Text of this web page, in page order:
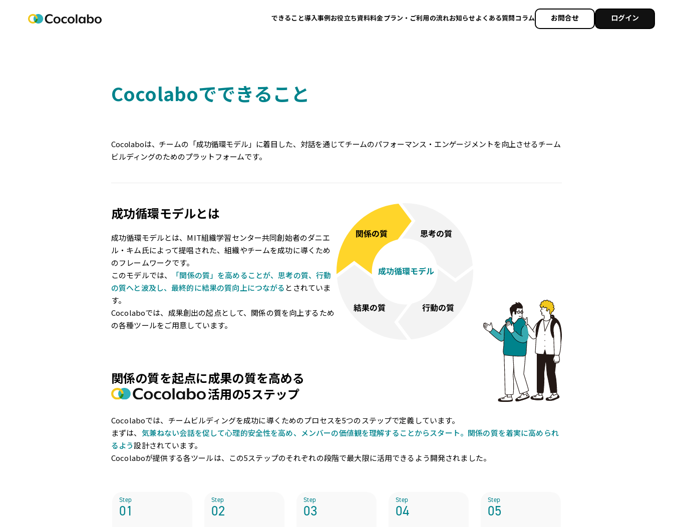
できること導入事例 お役立ち資料料金プラン・ご利用の流れお知らせ よくある質問 コラム お問合せ ログイン
Cocolaboでできること
Cocolaboは、チームの「成功循環モデル」に着目した、対話を通じてチームのパフォーマンス・エンゲージメントを向上させるチーム
ビルディングのためのプラットフォームです。
成功循環モデルとは
成功循環モデルとは、MIT組織学習センター共同創始者のダニエ
ル・キム氏によって提唱された、組織やチームを成功に導くため
のフレームワークです。
このモデルでは、
「関係の質」を高めることが、思考の質、行動
の質へと波及し、最終的に結果の質向上につながる とされていま
す。
Cocolaboでは、成果創出の起点として、関係の質を向上するため
の各種ツールをご用意しています。
関係の質を起点に成果の質を高める
活用の5ステップ
Cocolaboでは、チームビルディングを成功に導くためのプロセスを5つのステップで定義しています。
まずは、 気兼ねない会話を促して心理的安全性を高め、メンバーの価値観を理解することからスタート。関係の質を着実に高められ
るよう設計されています。
Cocolaboが提供する各ツールは、この5ステップのそれぞれの段階で最大限に活用できるよう開発されました。
Step
01
Step
02
Step
03
Step
04
Step
05